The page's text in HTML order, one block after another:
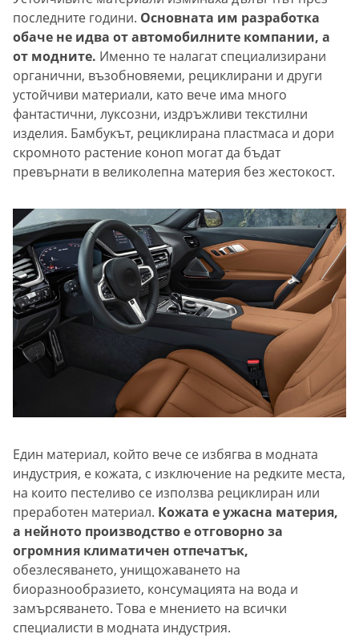
последните години. Основната им разработка
обаче не идва от автомобилните компании, а
от модните. Именно те налагат специализирани
органични, възобновяеми, рециклирани и други
устойчиви материали, като вече има много
фантастични, луксозни, издръжливи текстилни
изделия. Бамбукът, рециклирана пластмаса и дори
скромното растение коноп могат да бъдат
превърнати в великолепна материя без жестокост.
Един материал, който вече се избягва в модната
индустрия, е кожата, с изключение на редките места,
на които пестеливо се използва рециклиран или
преработен материал. Кожата е ужасна материя,
а нейното производство е отговорно за
огромния климатичен отпечатък,
обезлесяването, унищожаването на
биоразнообразието, консумацията на вода и
замърсяването. Това е мнението на всички
специалисти в модната индустрия.